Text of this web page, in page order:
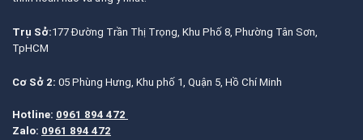
Trụ Sở:177 Đường Trần Thị Trọng, Khu Phố 8, Phường Tân Sơn,
TpHCM
Cơ Sở 2: 05 Phùng Hưng, Khu phố 1, Quận 5, Hồ Chí Minh
Hotline: 0961 894 472
Zalo: 0961 894 472